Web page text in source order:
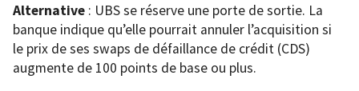
Alternative : UBS se réserve une porte de sortie. La
banque indique qu’elle pourrait annuler l’acquisition si
le prix de ses swaps de défaillance de crédit (CDS)
augmente de 100 points de base ou plus.